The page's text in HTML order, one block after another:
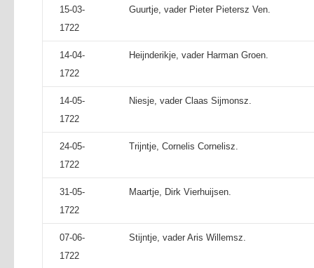
15-03-
1722
Guurtje, vader Pieter Pietersz Ven.
14-04-
1722
Heijnderikje, vader Harman Groen.
14-05-
1722
Niesje, vader Claas Sijmonsz.
24-05-
1722
Trijntje, Cornelis Cornelisz.
31-05-
1722
Maartje, Dirk Vierhuijsen.
07-06-
1722
Stijntje, vader Aris Willemsz.